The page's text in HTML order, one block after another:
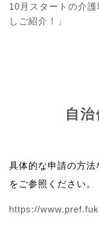
10月スタートの介
しご紹介！」
自
具体的な申請の方
をご参照ください。
https://